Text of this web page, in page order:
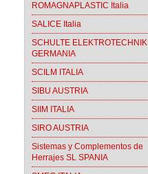
ROMAGNAPLASTIC Italia
SALICE Italia
SCHULTE ELEKTROTECHNIK
GERMANIA
SCILM ITALIA
SIBU AUSTRIA
SIIM ITALIA
SIRO AUSTRIA
Sistemas y Complementos de
Herrajes SL SPANIA